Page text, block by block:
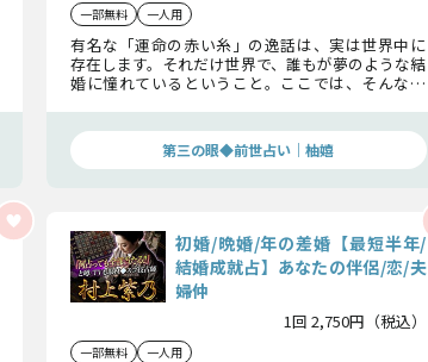
一部無料 一人用
有名な「運命の赤い糸」の逸話は、実は世界中に
存在します。それだけ世界で、誰もが夢のような結
婚に憧れているということ。ここでは、そんな夢
第三の眼◆前世占い｜柚嬉
初婚/晩婚/年の差婚【最短半年/
結婚成就占】あなたの伴侶/恋/夫
婦仲
1回 2,750円（税込）
一部無料 一人用